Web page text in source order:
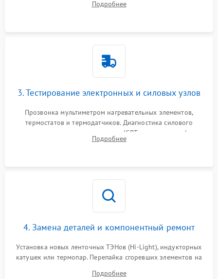
сенсорного блока для доступа к силовым платам, катушкам
Подробнее
3. Тестирование электронных и силовых узлов
Прозвонка мультиметром нагревательных элементов,
термостатов и термодатчиков. Диагностика силового
модуля, реле, диодных мостов и IGBT-транзисторов (для
индукции). Проверка кранов и газ-контроля (для газовых
Подробнее
4. Замена деталей и компонентный ремонт
Установка новых ленточных ТЭНов (Hi-Light), индукторных
катушек или термопар. Перепайка сгоревших элементов на
Подробнее